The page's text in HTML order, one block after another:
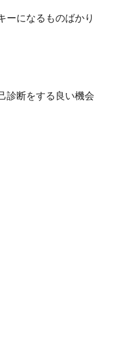
ーになるものばかり
診断をする良い機会